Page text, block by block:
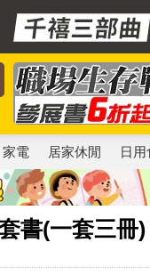
家電 居家休閒 日用
書(一套三冊)